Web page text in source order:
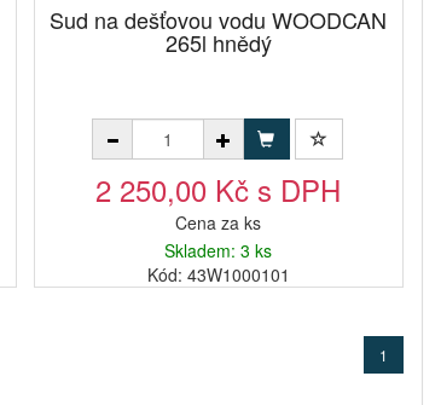
Sud na dešťovou vodu WOODCAN
265l hnědý
2 250,00 Kč s DPH
Cena za ks
Skladem: 3 ks
Kód: 43W1000101
1